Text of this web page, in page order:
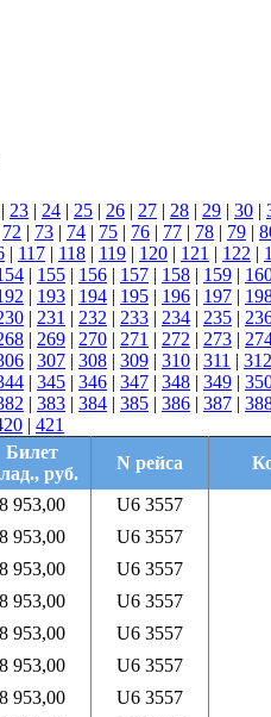
| 23 | 24 | 25 | 26 | 27 | 28 | 29 | 30 |
72 | 73 | 74 | 75 | 76 | 77 | 78 | 79 |
| 117 | 118 | 119 | 120 | 121 | 122 |
| 155 | 156 | 157 | 158 | 159 |
| 193 | 194 | 195 | 196 | 197 |
| 231 | 232 | 233 | 234 | 235 |
| 269 | 270 | 271 | 272 | 273 |
| 307 | 308 | 309 | 310 | 311 | 312
| 345 | 346 | 347 | 348 | 349 |
| 383 | 384 | 385 | 386 | 387 |
| 421
Билет
руб.
N рейса
8 953,00 U6 3557
8 953,00 U6 3557
8 953,00 U6 3557
8 953,00 U6 3557
8 953,00 U6 3557
8 953,00 U6 3557
8 953,00 U6 3557